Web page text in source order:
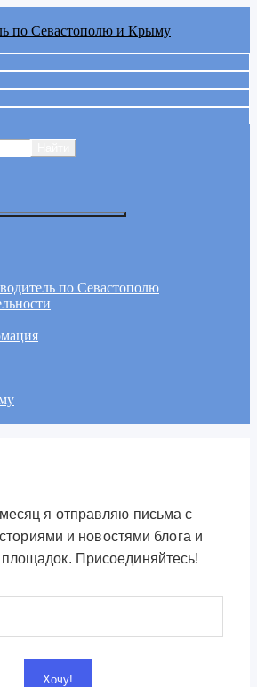
по Севастополю и Крыму
по Севастополю
я отправляю письма с
и новостями блога и
площадок. Присоединяйтесь!
Хочу!